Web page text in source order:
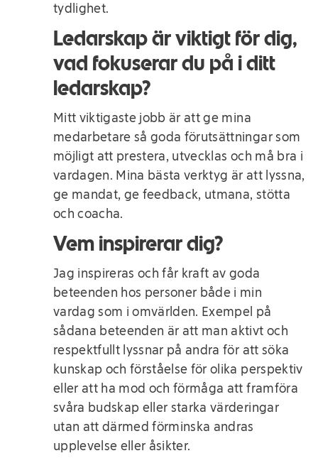
tydlighet.
Ledarskap är viktigt för dig,
vad fokuserar du på i ditt
ledarskap?
Mitt viktigaste jobb är att ge mina
medarbetare så goda förutsättningar som
möjligt att prestera, utvecklas och må bra i
vardagen. Mina bästa verktyg är att lyssna,
ge mandat, ge feedback, utmana, stötta
och coacha.
Vem inspirerar dig?
Jag inspireras och får kraft av goda
beteenden hos personer både i min
vardag som i omvärlden. Exempel på
sådana beteenden är att man aktivt och
respektfullt lyssnar på andra för att söka
kunskap och förståelse för olika perspektiv
eller att ha mod och förmåga att framföra
svåra budskap eller starka värderingar
utan att därmed förminska andras
upplevelse eller åsikter.